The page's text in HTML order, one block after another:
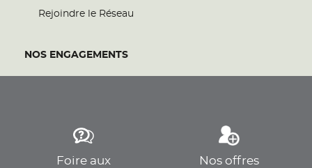
Rejoindre le Réseau
NOS ENGAGEMENTS
Foire aux
Nos offres